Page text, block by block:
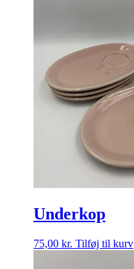
Underkop
75,00 kr. Tilføj til kurv